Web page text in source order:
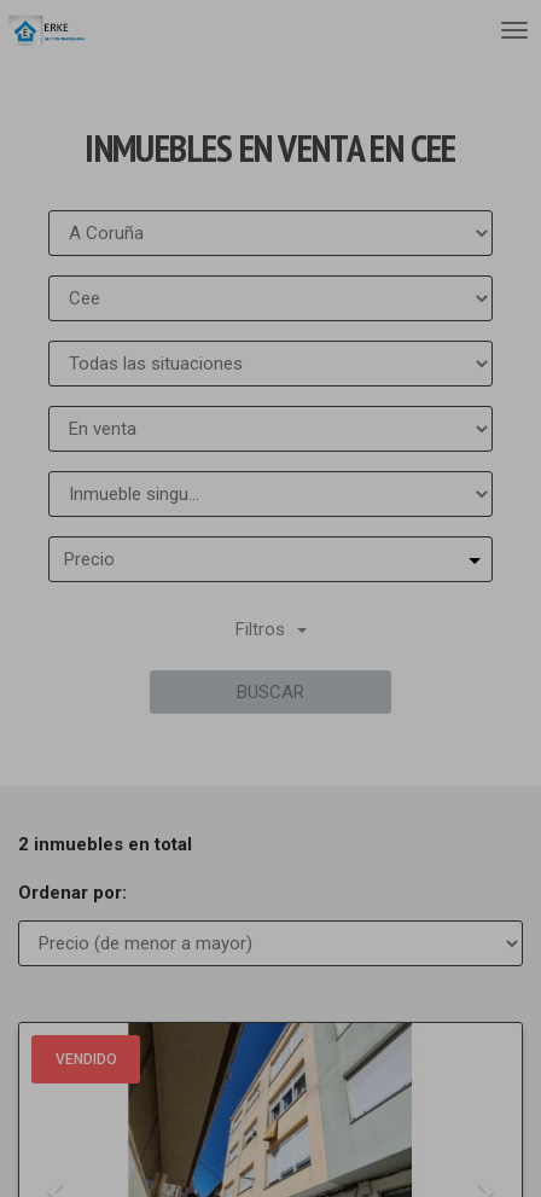
INMUEBLES EN VENTA EN CEE
Precio
Filtros
BUSCAR
2 inmuebles en total
Ordenar por:
VENDIDO
Previous Next